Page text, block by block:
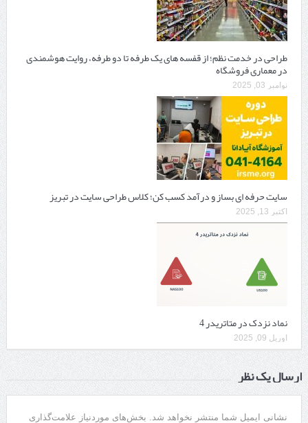
طراحی در خدمت نظم؛ از قفسه ‌های یک‌ طرفه تا دو طرفه، روایت هوشمندی
در معماری فروشگاه
نوامبر 03, 2025
سایت حرفه ‌ای بساز و درآمد کسب کن؛ کلاس طراحی سایت در تبریز
اکتبر 13, 2025
نماد نزدک در متاتریدر 4
آوریل 09, 2025
ارسال یک نظر
نشانی ایمیل شما منتشر نخواهد شد. بخش‌های موردنیاز علامت‌گذاری